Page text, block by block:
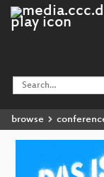
browse